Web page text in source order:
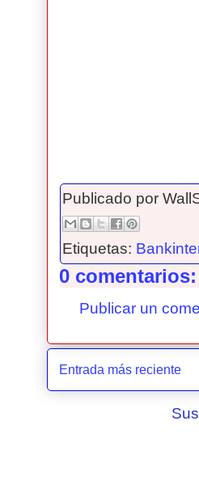
Publicado por
Etiquetas:
0 comentarios:
Publicar un
Entrada más reciente